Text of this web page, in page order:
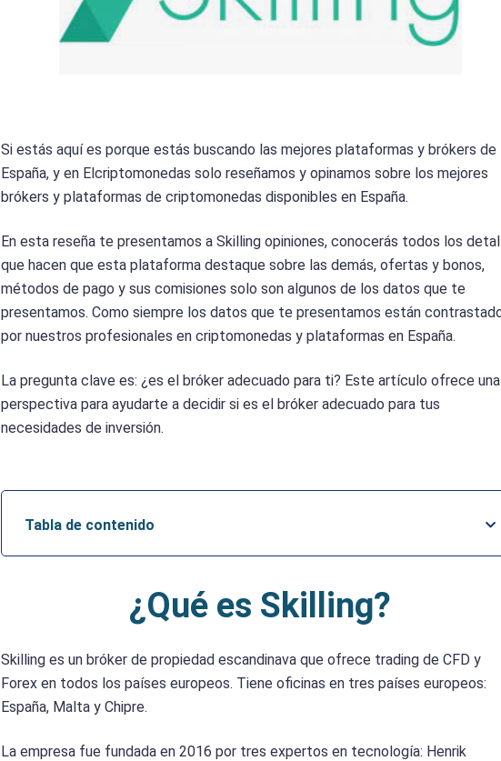
Si estás aquí es porque estás buscando las mejores plataformas y brókers de
España, y en Elcriptomonedas solo reseñamos y opinamos sobre los mejores
brókers y plataformas de criptomonedas disponibles en España.
En esta reseña te presentamos a Skilling opiniones, conocerás todos los
que hacen que esta plataforma destaque sobre las demás, ofertas y bonos,
métodos de pago y sus comisiones solo son algunos de los datos que te
presentamos. Como siempre los datos que te presentamos están
por nuestros profesionales en criptomonedas y plataformas en España.
La pregunta clave es: ¿es el bróker adecuado para ti? Este artículo ofrece una
perspectiva para ayudarte a decidir si es el bróker adecuado para tus
necesidades de inversión.
Tabla de contenido
¿Qué es Skilling?
Skilling es un bróker de propiedad escandinava que ofrece trading de CFD y
Forex en todos los países europeos. Tiene oficinas en tres países europeos:
España, Malta y Chipre.
La empresa fue fundada en 2016 por tres expertos en tecnología: Henrik